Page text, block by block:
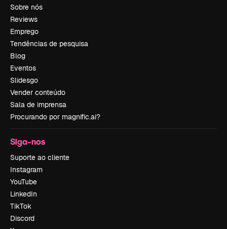
Sobre nós
Reviews
Emprego
Tendências de pesquisa
Blog
Eventos
Slidesgo
Vender conteúdo
Sala de imprensa
Procurando por magnific.ai?
Siga-nos
Suporte ao cliente
Instagram
YouTube
LinkedIn
TikTok
Discord